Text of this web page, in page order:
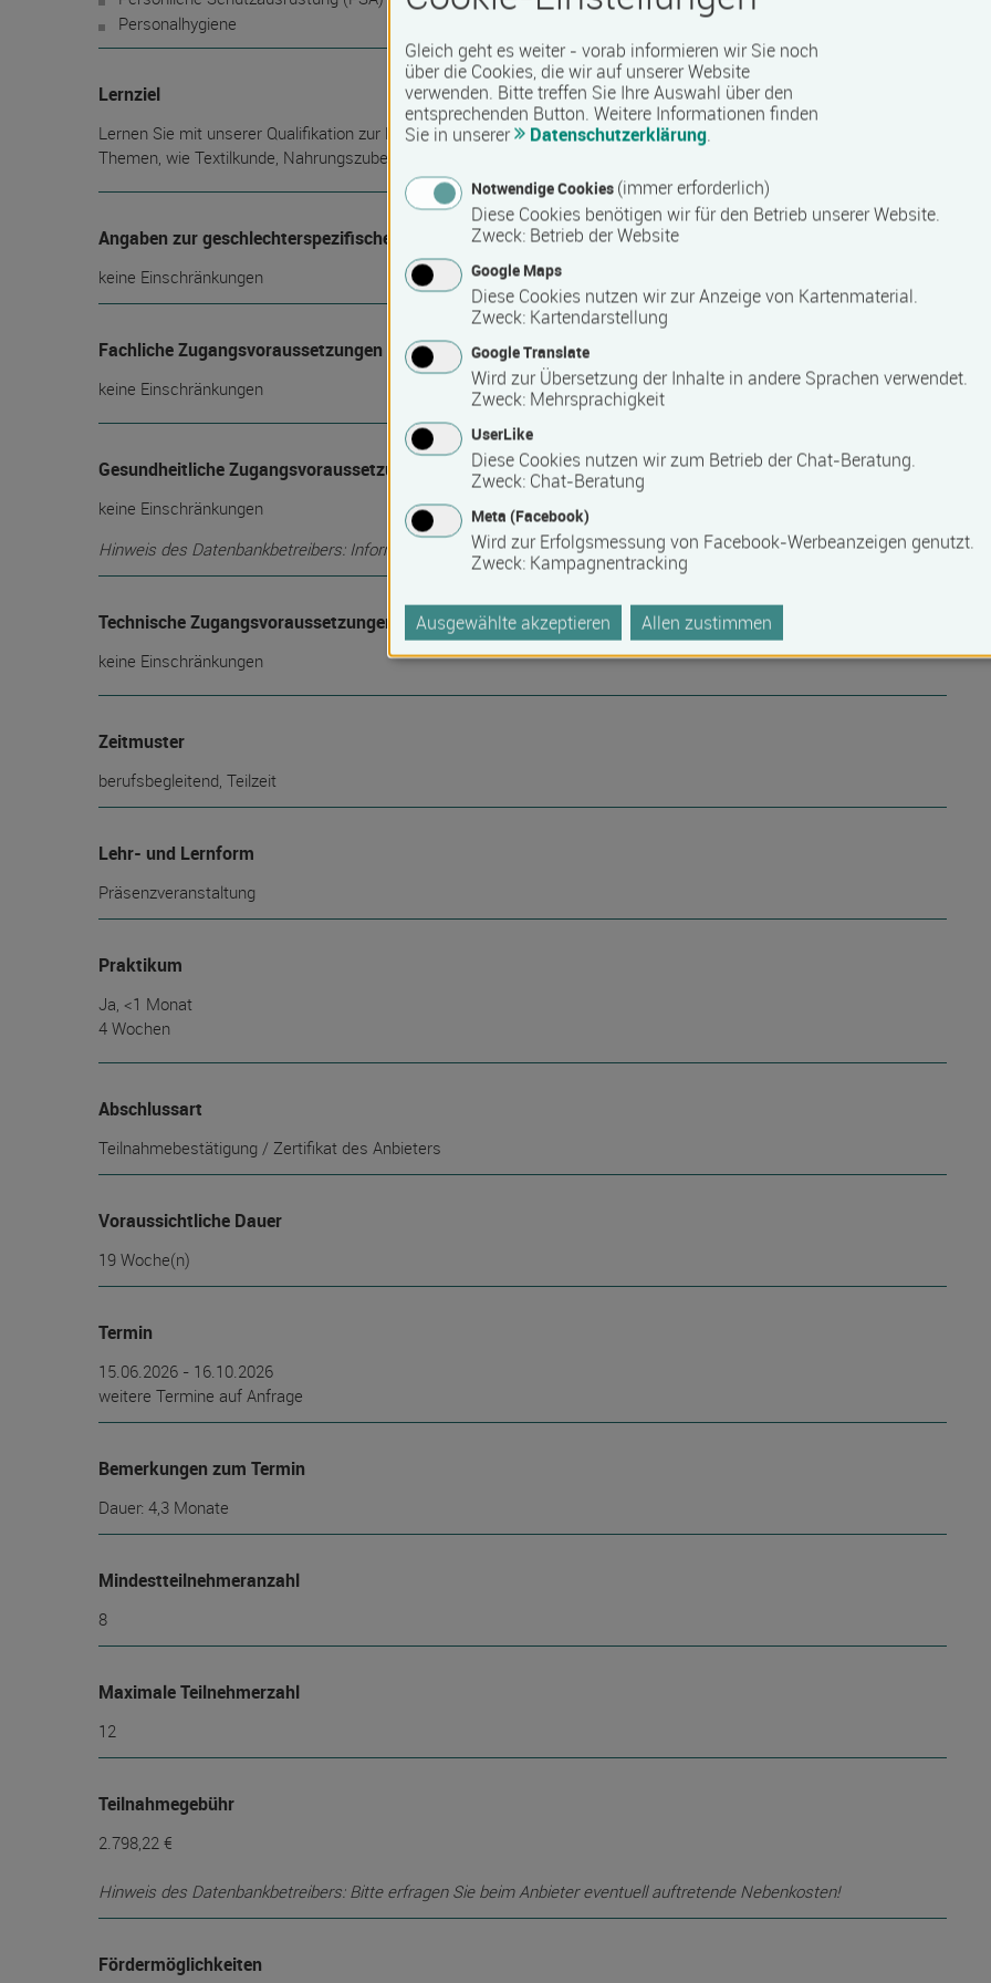
Personalhygiene
Lernziel
Lernen Sie mit unserer Qualifikation zur Hilfskraft für Hauswirtschaft Theorie und Praxis in hauswirtschaftlichen
Themen, wie Textilkunde, Nahrungszubereitung und allgemeine Arbeitsorganisation kennen.
Angaben zur geschlechterspezifischen Nutzung
keine Einschränkungen
Fachliche Zugangsvoraussetzungen
keine Einschränkungen
Gesundheitliche Zugangsvoraussetzungen
keine Einschränkungen
Hinweis des Datenbankbetreibers: Informationen über die Barrierefreiheit erfragen Sie bitte beim Anbieter.
Technische Zugangsvoraussetzungen
keine Einschränkungen
Zeitmuster
berufsbegleitend, Teilzeit
Lehr- und Lernform
Präsenzveranstaltung
Praktikum
Ja, <1 Monat
4 Wochen
Abschlussart
Teilnahmebestätigung / Zertifikat des Anbieters
Voraussichtliche Dauer
19 Woche(n)
Termin
15.06.2026 - 16.10.2026
weitere Termine auf Anfrage
Bemerkungen zum Termin
Dauer: 4,3 Monate
Mindest­teilnehmer­anzahl
8
Maximale Teilnehmerzahl
12
Teilnahmegebühr
2.798,22 €
Hinweis des Datenbankbetreibers: Bitte erfragen Sie beim Anbieter eventuell auftretende Nebenkosten!
Fördermöglichkeiten
Gleich geht es weiter - vorab informieren wir Sie noch
über die Cookies, die wir auf unserer Website
verwenden. Bitte treffen Sie Ihre Auswahl über den
entsprechenden Button. Weitere Informationen finden
Sie in unserer
Datenschutzerklärung.
Notwendige Cookies (immer erforderlich)
Diese Cookies benötigen wir für den Betrieb unserer Website.
Zweck: Betrieb der Website
Google Maps
Diese Cookies nutzen wir zur Anzeige von Kartenmaterial.
Zweck: Kartendarstellung
Google Translate
Wird zur Übersetzung der Inhalte in andere Sprachen verwendet.
Zweck: Mehrsprachigkeit
UserLike
Diese Cookies nutzen wir zum Betrieb der Chat-Beratung.
Zweck: Chat-Beratung
Meta (Facebook)
Wird zur Erfolgsmessung von Facebook-Werbeanzeigen genutzt.
Zweck: Kampagnentracking
Ausgewählte akzeptieren Allen zustimmen